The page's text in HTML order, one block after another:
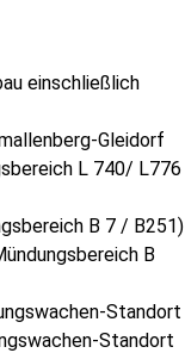
einschließlich
Gleidorf
L 740/ L776
B 7 / B251)
B
Standort
Standort